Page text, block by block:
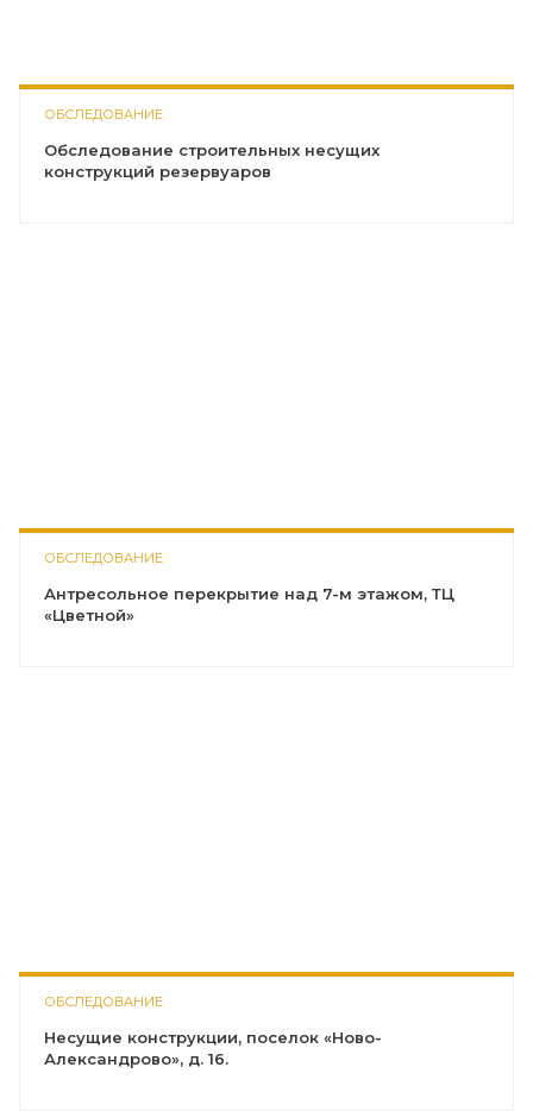
ОБСЛЕДОВАНИЕ
Обследование строительных несущих
конструкций резервуаров
ОБСЛЕДОВАНИЕ
Антресольное перекрытие над 7-м этажом, ТЦ
«Цветной»
ОБСЛЕДОВАНИЕ
Несущие конструкции, поселок «Ново-
Александрово», д. 16.